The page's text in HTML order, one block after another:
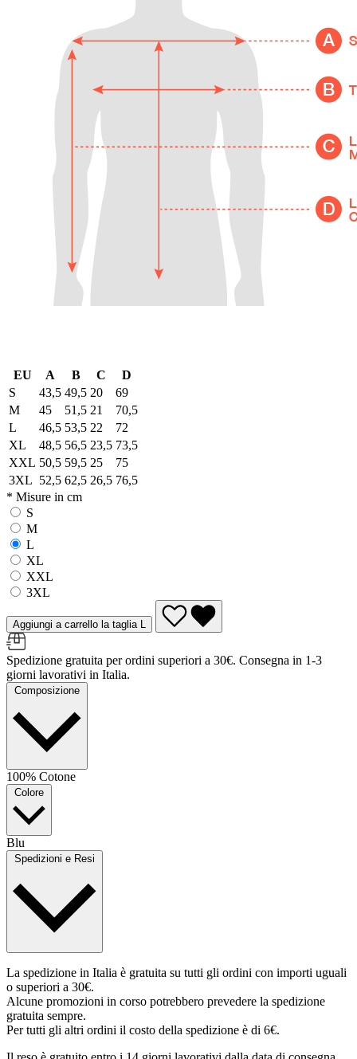
EU A B C
D
S
43,5 49,5 20
69
M
45 51,5 21
70,5
L
46,5 53,5 22
72
XL
48,5 56,5 23,5 73,5
XXL 50,5 59,5 25
75
3XL 52,5 62,5 26,5 76,5
* Misure in cm
S
M
L
XL
XXL
3XL
Aggiungi a carrello la taglia L
Spedizione gratuita per ordini superiori a 30€. Consegna in 1-3
giorni lavorativi in Italia.
Composizione
100% Cotone
Colore
Blu
Spedizioni e Resi
La spedizione in Italia è gratuita su tutti gli ordini con importi uguali
o superiori a 30€.
Alcune promozioni in corso potrebbero prevedere la spedizione
gratuita sempre.
Per tutti gli altri ordini il costo della spedizione è di 6€.